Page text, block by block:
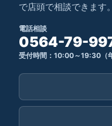
で店頭で相談できます。
電話相談
0564-79-
受付時間：10:00～19:30（